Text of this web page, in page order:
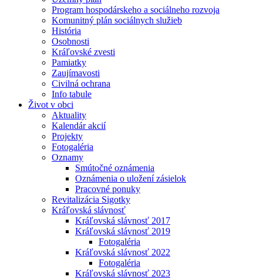
Program hospodárskeho a sociálneho rozvoja
Komunitný plán sociálnych služieb
História
Osobnosti
Kráľovské zvesti
Pamiatky
Zaujímavosti
Civilná ochrana
Info tabule
Život v obci
Aktuality
Kalendár akcií
Projekty
Fotogaléria
Oznamy
Smútočné oznámenia
Oznámenia o uložení zásielok
Pracovné ponuky
Revitalizácia Sigotky
Kráľovská slávnosť
Kráľovská slávnosť 2017
Kráľovská slávnosť 2019
Fotogaléria
Kráľovská slávnosť 2022
Fotogaléria
Kráľovská slávnosť 2023